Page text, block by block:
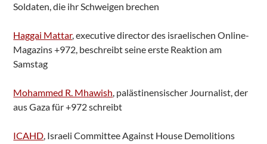
Soldaten, die ihr Schweigen brechen
Haggai Mattar, executive director des israelischen Online-
Magazins +972, beschreibt seine erste Reaktion am
Samstag
Mohammed R. Mhawish, palästinensischer Journalist, der
aus Gaza für +972 schreibt
ICAHD, Israeli Committee Against House Demolitions